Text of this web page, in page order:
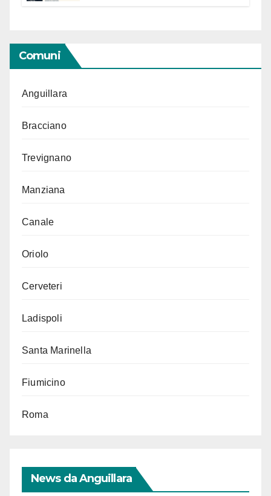
Comuni
Anguillara
Bracciano
Trevignano
Manziana
Canale
Oriolo
Cerveteri
Ladispoli
Santa Marinella
Fiumicino
Roma
News da Anguillara